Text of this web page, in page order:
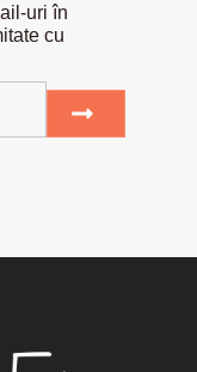
uri în
cu